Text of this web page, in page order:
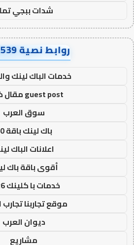
شدات ببجي
روابط نصية AA32539
خدمات الباك لينك
guest post مقال ضيف
سوق العرب
باك لينك باقة 20
اعلانات الباك
أقوى باقة باك
خدمات با كلينك 2026
موقع تجاربنا تجارب
ديوان العرب
مشاريع